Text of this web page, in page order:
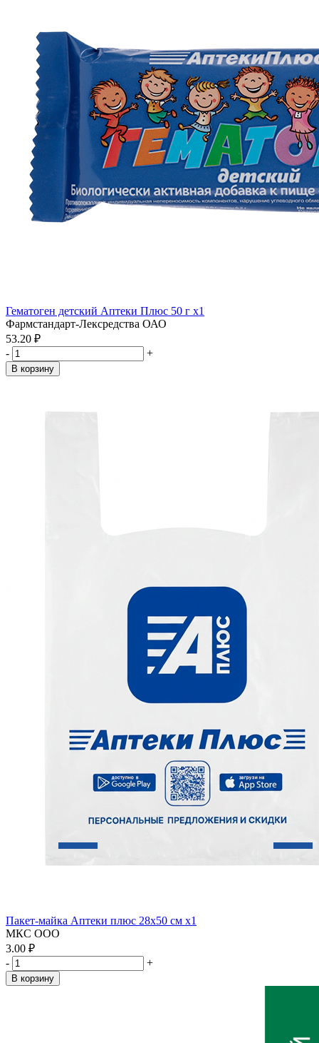
Гематоген детский Аптеки Плюс 50 г x1
Фармстандарт-Лексредства ОАО
53.20 ₽
-
+
В корзину
Пакет-майка Аптеки плюс 28х50 см x1
МКС ООО
3.00 ₽
-
+
В корзину